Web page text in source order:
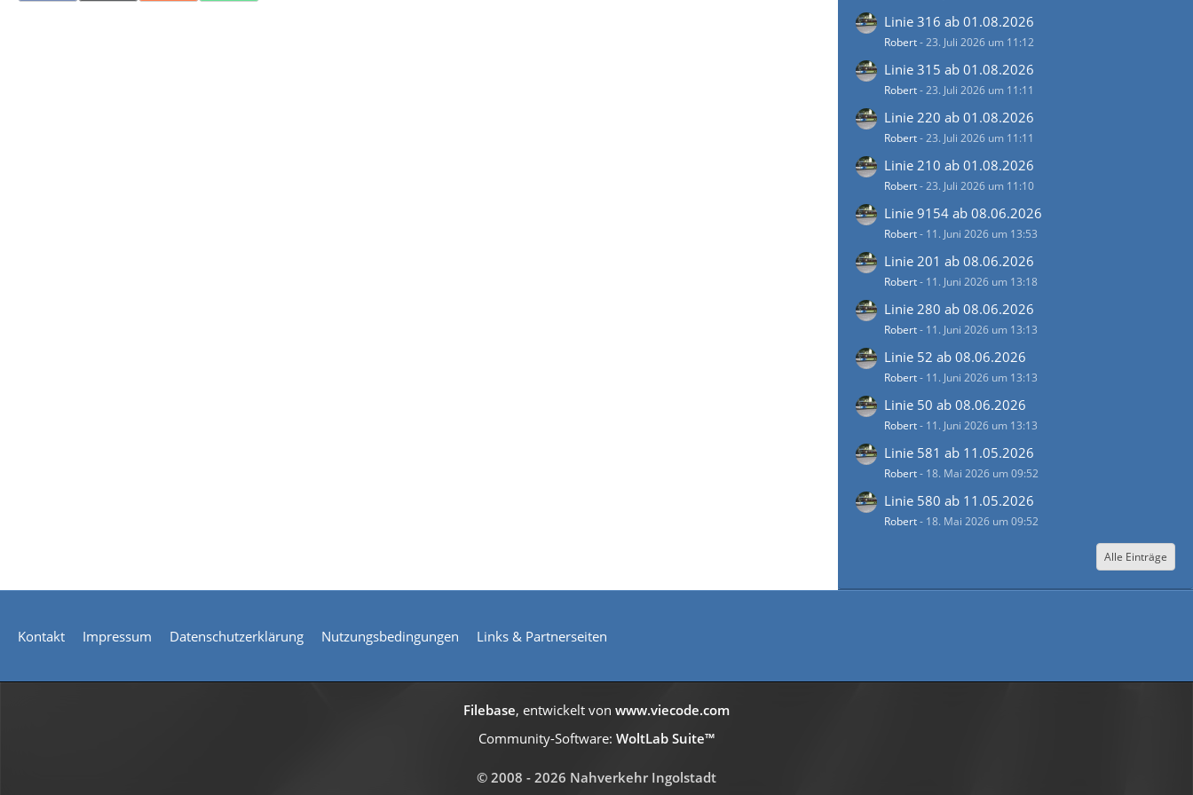
Linie 316 ab 01.08.2026
Robert-23. Juli 2026 um 11:12
Linie 315 ab 01.08.2026
Robert-23. Juli 2026 um 11:11
Linie 220 ab 01.08.2026
Robert-23. Juli 2026 um 11:11
Linie 210 ab 01.08.2026
Robert-23. Juli 2026 um 11:10
Linie 9154 ab 08.06.2026
Robert- 11. Juni 2026 um 13:53
Linie 201 ab 08.06.2026
Robert- 11. Juni 2026 um 13:18
Linie 280 ab 08.06.2026
Robert- 11. Juni 2026 um 13:13
Linie 52 ab 08.06.2026
Robert- 11. Juni 2026 um 13:13
Linie 50 ab 08.06.2026
Robert- 11. Juni 2026 um 13:13
Linie 581 ab 11.05.2026
Robert- 18. Mai 2026 um 09:52
Linie 580 ab 11.05.2026
Robert- 18. Mai 2026 um 09:52
Alle Einträge
Kontakt Impressum Datenschutzerklärung Nutzungsbedingungen Links & Partnerseiten
Filebase, entwickelt von www.viecode.com
Community-Software: WoltLab Suite™
© 2008 - 2026 Nahverkehr Ingolstadt